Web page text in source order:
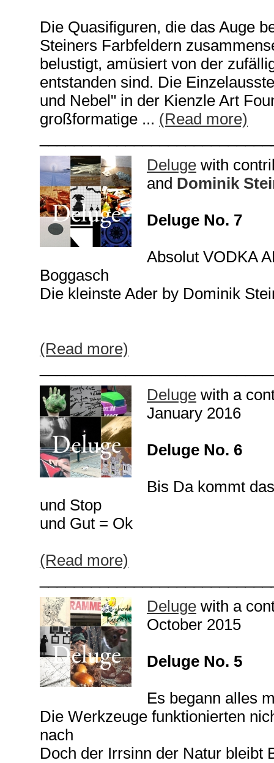
Die Quasifiguren, die das Auge
Steiners Farbfeldern
belustigt, amüsiert von der
entstanden sind. Die
und Nebel" in der Kienzle Art
großformatige ... (Read more)
Deluge with
and Dominik
Deluge No. 7
Absolut VODKA
Boggasch
Die kleinste Ader by Dominik
(Read more)
Deluge with a
January 2016
Deluge No. 6
Bis Da kommt
und Stop
und Gut = Ok
(Read more)
Deluge with a
October 2015
Deluge No. 5
Es begann alles
Die Werkzeuge funktionierten
nach
Doch der Irrsinn der Natur bleibt